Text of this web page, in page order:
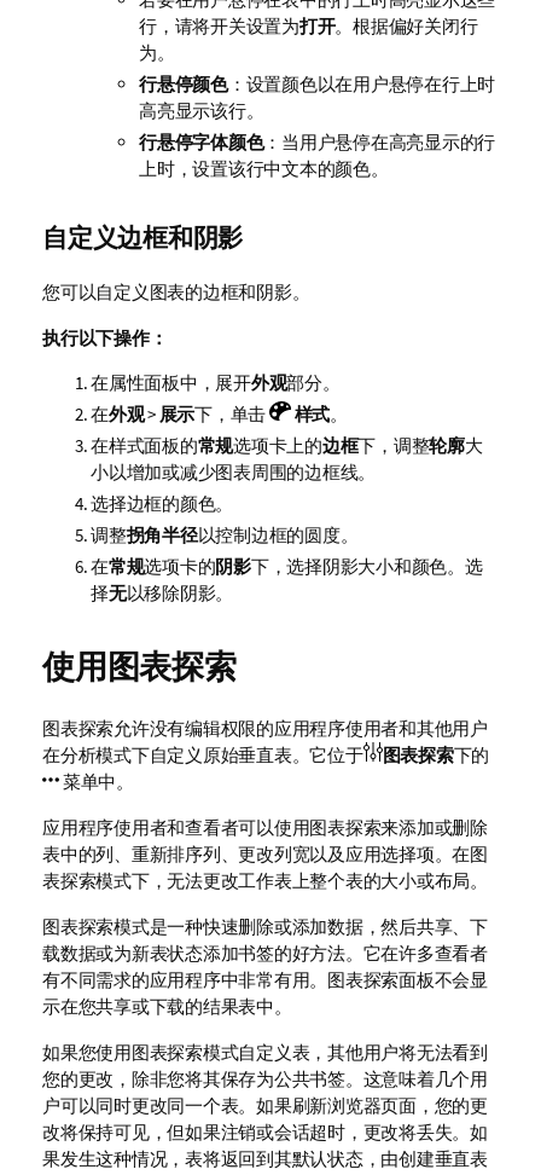
行，请将开关设置为打开。根据偏好关闭行
为。
行悬停颜色：设置颜色以在用户悬停在行上时
高亮显示该行。
行悬停字体颜色：当用户悬停在高亮显示的行
上时，设置该行中文本的颜色。
自定义边框和阴影
您可以自定义图表的边框和阴影。
执行以下操作：
在属性面板中，展开外观部分。
在外观> 展示下，单击 样式。
在样式面板的常规选项卡上的边框下，调整轮廓大
小以增加或减少图表周围的边框线。
选择边框的颜色。
调整拐角半径以控制边框的圆度。
在常规选项卡的阴影下，选择阴影大小和颜色。选
择无以移除阴影。
使用图表探索
图表探索允许没有编辑权限的应用程序使用者和其他用户
在分析模式下自定义原始垂直表。它位于
图表探索下的
菜单中。
应用程序使用者和查看者可以使用图表探索来添加或删除
表中的列、重新排序列、更改列宽以及应用选择项。在图
表探索模式下，无法更改工作表上整个表的大小或布局。
图表探索模式是一种快速删除或添加数据，然后共享、下
载数据或为新表状态添加书签的好方法。它在许多查看者
有不同需求的应用程序中非常有用。图表探索面板不会显
示在您共享或下载的结果表中。
如果您使用图表探索模式自定义表，其他用户将无法看到
您的更改，除非您将其保存为公共书签。这意味着几个用
户可以同时更改同一个表。如果刷新浏览器页面，您的更
改将保持可见，但如果注销或会话超时，更改将丢失。如
果发生这种情况，表将返回到其默认状态，由创建垂直表